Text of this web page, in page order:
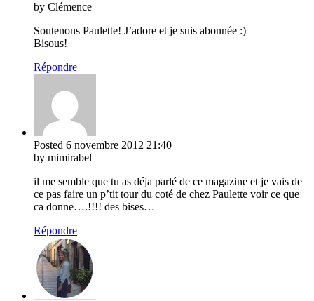
by Clémence
Soutenons Paulette! J’adore et je suis abonnée :)
Bisous!
Répondre
Posted 6 novembre 2012 21:40
by mimirabel
il me semble que tu as déja parlé de ce magazine et je vais de
ce pas faire un p’tit tour du coté de chez Paulette voir ce que
ca donne….!!!! des bises…
Répondre